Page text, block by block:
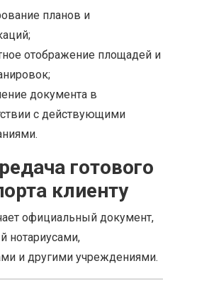
планов и
отображение площадей и
документа в
с действующими
готового
клиенту
официальный документ,
нотариусами,
и другими учреждениями.